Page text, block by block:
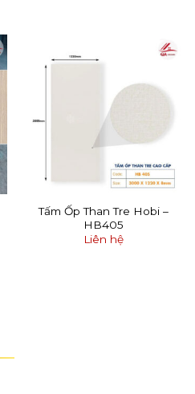
Tấm Ốp Than Tre Hobi –
HB405
Liên hệ